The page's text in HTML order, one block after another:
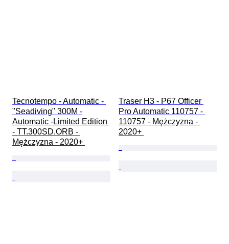
Tecnotempo - Automatic -
"Seadiving" 300M -
Automatic -Limited Edition
- TT.300SD.ORB -
Mężczyzna - 2020+
Traser H3 - P67 Officer
Pro Automatic 110757 -
110757 - Mężczyzna -
2020+